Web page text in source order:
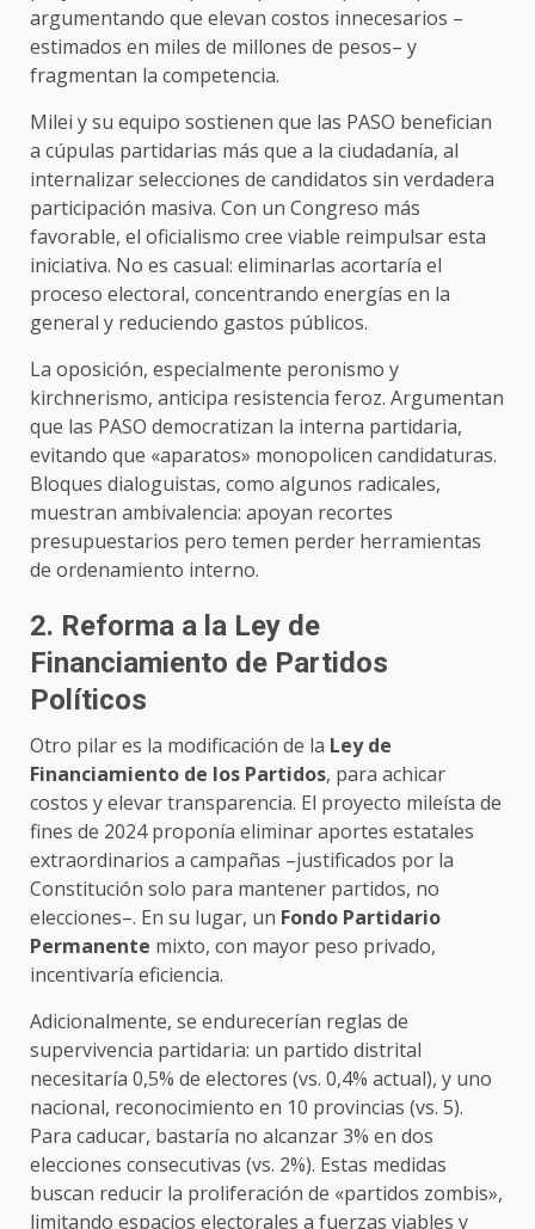
argumentando que elevan costos innecesarios –
estimados en miles de millones de pesos– y
fragmentan la competencia.
Milei y su equipo sostienen que las PASO benefician
a cúpulas partidarias más que a la ciudadanía, al
internalizar selecciones de candidatos sin verdadera
participación masiva. Con un Congreso más
favorable, el oficialismo cree viable reimpulsar esta
iniciativa. No es casual: eliminarlas acortaría el
proceso electoral, concentrando energías en la
general y reduciendo gastos públicos.
La oposición, especialmente peronismo y
kirchnerismo, anticipa resistencia feroz. Argumentan
que las PASO democratizan la interna partidaria,
evitando que «aparatos» monopolicen candidaturas.
Bloques dialoguistas, como algunos radicales,
muestran ambivalencia: apoyan recortes
presupuestarios pero temen perder herramientas
de ordenamiento interno.
2. Reforma a la Ley de
Financiamiento de Partidos
Políticos
Otro pilar es la modificación de la Ley de
Financiamiento de los Partidos, para achicar
costos y elevar transparencia. El proyecto mileísta de
fines de 2024 proponía eliminar aportes estatales
extraordinarios a campañas –justificados por la
Constitución solo para mantener partidos, no
elecciones–. En su lugar, un Fondo Partidario
Permanente mixto, con mayor peso privado,
incentivaría eficiencia.
Adicionalmente, se endurecerían reglas de
supervivencia partidaria: un partido distrital
necesitaría 0,5% de electores (vs. 0,4% actual), y uno
nacional, reconocimiento en 10 provincias (vs. 5).
Para caducar, bastaría no alcanzar 3% en dos
elecciones consecutivas (vs. 2%). Estas medidas
buscan reducir la proliferación de «partidos zombis»,
limitando espacios electorales a fuerzas viables y